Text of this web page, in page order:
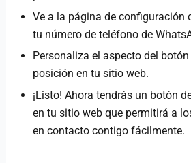
Ve a la página de configuración
tu número de teléfono de
Personaliza el aspecto del
posición en tu sitio web.
¡Listo! Ahora tendrás un botón
en tu sitio web que permitirá a
en contacto contigo fácilmente.